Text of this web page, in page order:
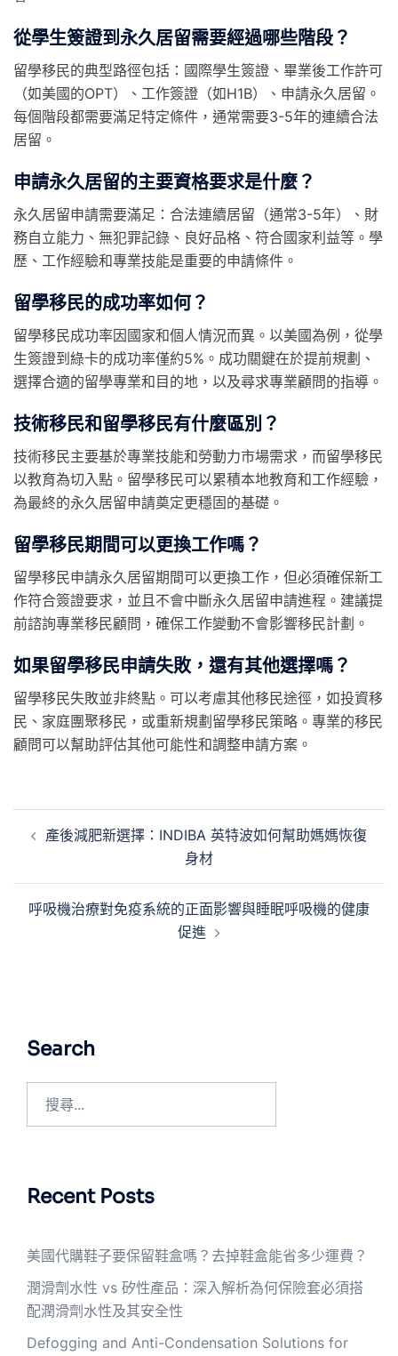
從學生簽證到永久居留需要經過哪些階段？
留學移民的典型路徑包括：國際學生簽證、畢業後工作許可
（如美國的OPT）、工作簽證（如H1B）、申請永久居留。
每個階段都需要滿足特定條件，通常需要3-5年的連續合法
居留。
申請永久居留的主要資格要求是什麼？
永久居留申請需要滿足：合法連續居留（通常3-5年）、財
務自立能力、無犯罪記錄、良好品格、符合國家利益等。學
歷、工作經驗和專業技能是重要的申請條件。
留學移民的成功率如何？
留學移民成功率因國家和個人情況而異。以美國為例，從學
生簽證到綠卡的成功率僅約5%。成功關鍵在於提前規劃、
選擇合適的留學專業和目的地，以及尋求專業顧問的指導。
技術移民和留學移民有什麼區別？
技術移民主要基於專業技能和勞動力市場需求，而留學移民
以教育為切入點。留學移民可以累積本地教育和工作經驗，
為最終的永久居留申請奠定更穩固的基礎。
留學移民期間可以更換工作嗎？
留學移民申請永久居留期間可以更換工作，但必須確保新工
作符合簽證要求，並且不會中斷永久居留申請進程。建議提
前諮詢專業移民顧問，確保工作變動不會影響移民計劃。
如果留學移民申請失敗，還有其他選擇嗎？
留學移民失敗並非終點。可以考慮其他移民途徑，如投資移
民、家庭團聚移民，或重新規劃留學移民策略。專業的移民
顧問可以幫助評估其他可能性和調整申請方案。
產後減肥新選擇：INDIBA 英特波如何幫助媽媽恢復
身材
呼吸機治療對免疫系統的正面影響與睡眠呼吸機的健康
促進
Search
Recent Posts
美國代購鞋子要保留鞋盒嗎？去掉鞋盒能省多少運費？
潤滑劑水性 vs 矽性產品：深入解析為何保險套必須搭
配潤滑劑水性及其安全性
Defogging and Anti-Condensation Solutions for